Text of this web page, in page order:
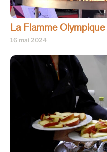
La Flamme
16 mai 2024